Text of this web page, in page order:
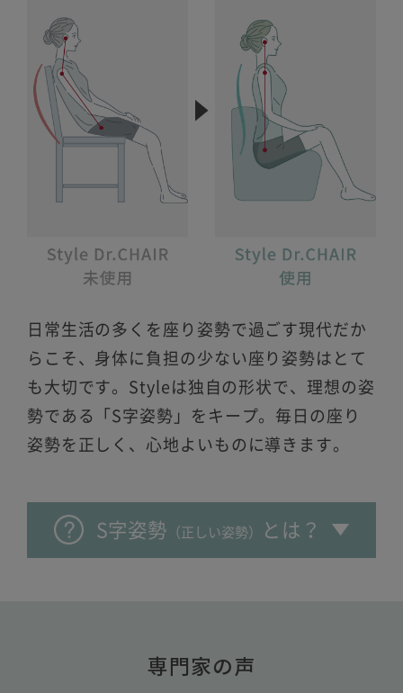
日常生活の多くを座り姿勢で過ごす現代だか
らこそ、身体に負担の少ない座り姿勢はとて
も大切です。Styleは独自の形状で、理想の姿
勢である「S字姿勢」をキープ。毎日の座り
姿勢を正しく、心地よいものに導きます。
S字姿勢 （正しい姿勢） とは？
専門家の声